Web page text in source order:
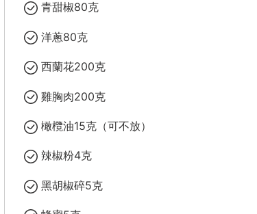
青甜椒80克
洋蔥80克
西蘭花200克
雞胸肉200克
橄欖油15克（可不放）
辣椒粉4克
黑胡椒碎5克